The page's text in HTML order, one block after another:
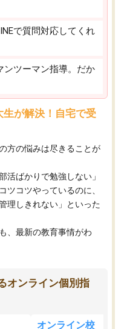
で質問対応してくれ
ンツーマン指導。だか
が解決！自宅で受
方の悩みは尽きることが
活ばかりで勉強しない」
ツコツやっているのに、
理しきれない」といった
、最新の教育事情がわ
オンライン個別指
オンライン校